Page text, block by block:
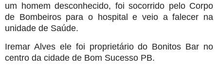
um homem desconhecido, foi socorrido pelo Corpo
de Bombeiros para o hospital e veio a falecer na
unidade de Saúde.
Iremar Alves ele foi proprietário do Bonitos Bar no
centro da cidade de Bom Sucesso PB.